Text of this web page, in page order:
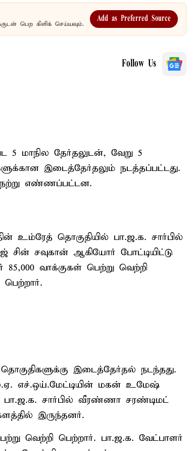
பெற கிளிக் செய்யவும்.
Add as Preferred Source
Follow Us
5 மாநில தேர்தலுடன், வேறு 5
இடைத்தேர்தலும் நடத்தப்பட்டது.
எண்ணப்பட்டன.
உம்ரேத் தொகுதியில் பா.ஜ.க. சார்பில்
சின் சவுகான் ஆகியோர் போட்டியிட்டு
வாக்குகள் பெற்று வெற்றி
பெற்றார்.
இடைத்தேர்தல் நடந்தது.
எச்.ஒய்.மேட்டியின் மகன் உமேஷ்
பா.ஜ.க. சார்பில் வீரண்ணா சரண்டிமட்
இருந்தனர்.
வெற்றி பெற்றார். பா.ஜ.க. வேட்பாளர்